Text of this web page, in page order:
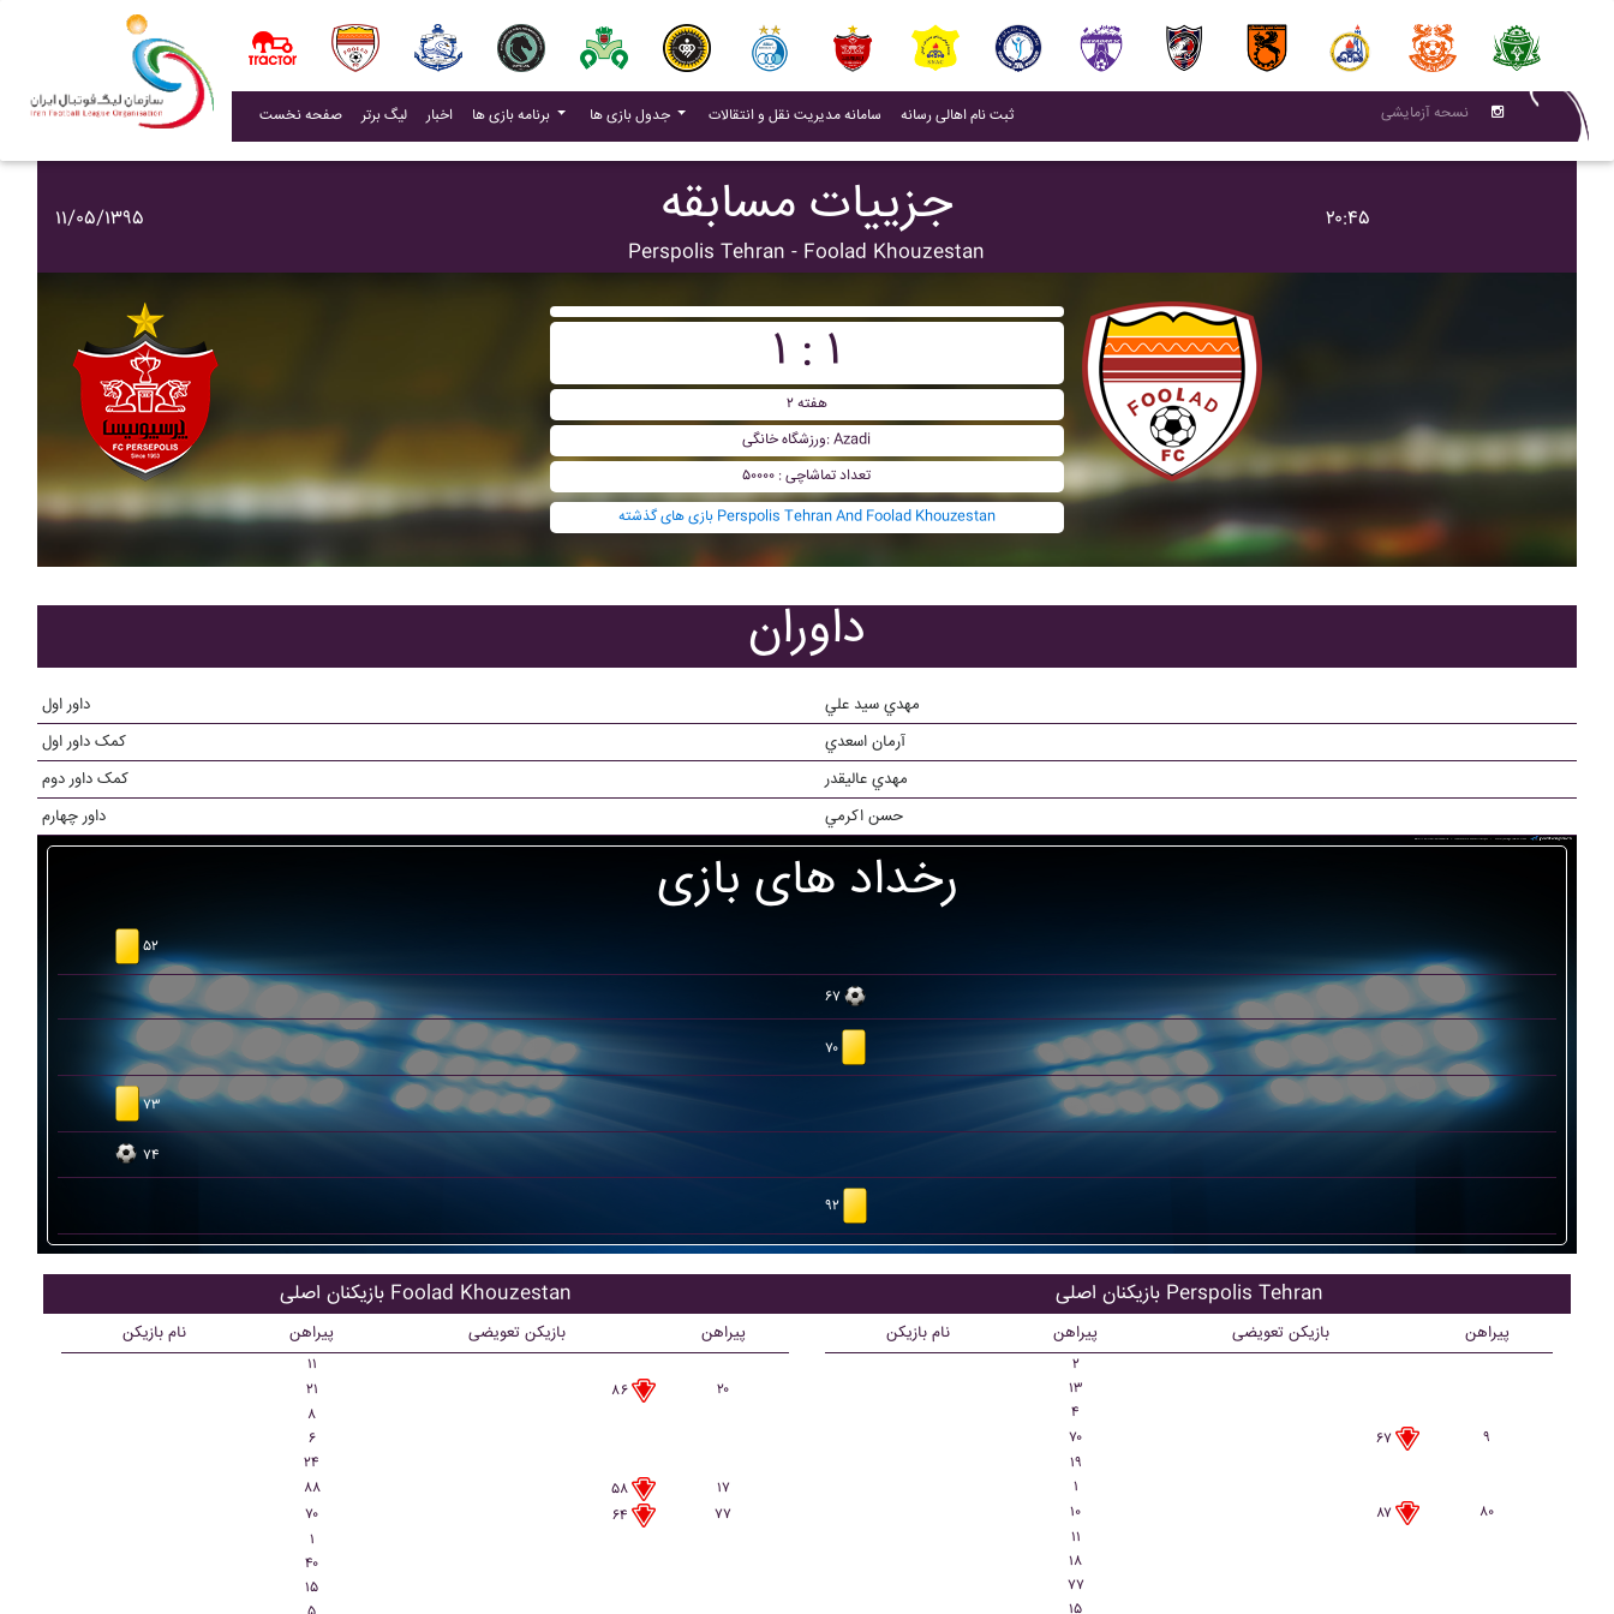
صفحه نخست لیگ برتر اخبار(current) برنامه بازی ها جدول بازی ها سامانه مدیریت نقل و انتقالات (current)
ثبت نام اهالی رسانه(current) نسحه آزمایشی
۱۱/۰۵/۱۳۹۵ جزییات مسابقه
Perspolis Tehran - Foolad Khouzestan
۲۰:۴۵
۱ : ۱
هفته ۲
ورزشگاه خانگی: Azadi
تعداد تماشاچی : ۵۰۰۰۰
بازی های گذشته Perspolis Tehran And Foolad Khouzestan
داوران
داور اول
مهدي سيد علي
کمک داور اول
آرمان اسعدي
کمک داور دوم
مهدي عاليقدر
داور چهارم
حسن اکرمي
رخداد های بازی
۵۲
۶۷
۷۰
۷۳
۷۴
۹۲
بازیکنان اصلی Foolad Khouzestan
نام بازیکن پیراهن بازیکن تعویضی پیراهن
۱۱
۲۱
۸۶
۲۰
۸
۶
۲۴
۸۸
۵۸
۱۷
۷۰
۶۴
۷۷
۱
۴۰
۱۵
بازیکنان اصلی Perspolis Tehran
نام بازیکن پیراهن بازیکن تعویضی پیراهن
۲
۱۳
۴
۷۰
۶۷
۹
۱۹
۱
۱۰
۸۷
۸۰
۱۱
۱۸
۷۷
۱۵